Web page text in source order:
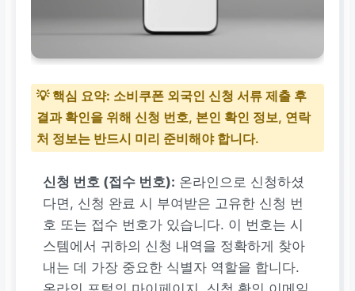
💡 핵심 요약: 소비쿠폰 외국인 신청 서류 제출 후
결과 확인을 위해 신청 번호, 본인 확인 정보, 연락
처 정보는 반드시 미리 준비해야 합니다.
신청 번호 (접수 번호): 온라인으로 신청하셨
다면, 신청 완료 시 부여받은 고유한 신청 번
호 또는 접수 번호가 있습니다. 이 번호는 시
스템에서 귀하의 신청 내역을 정확하게 찾아
내는 데 가장 중요한 식별자 역할을 합니다.